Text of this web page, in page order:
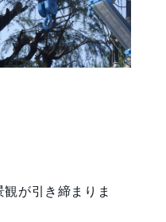
が引き締まりま